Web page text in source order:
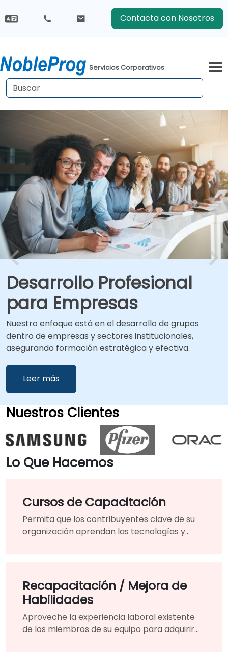
Contacta con Nosotros
Servicios Corporativos
Desarrollo Profesional
para Empresas
Nuestro enfoque está en el desarrollo de grupos
dentro de empresas y sectores institucionales,
asegurando formación estratégica y efectiva.
Leer más
Nuestros Clientes
Lo Que Hacemos
Cursos de Capacitación
Permita que los contribuyentes clave de su
organización aprendan las tecnologías y
Recapacitación / Mejora de
Habilidades
Aproveche la experiencia laboral existente
de los miembros de su equipo para adquirir